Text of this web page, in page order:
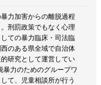
力加害からの離脱過程
刑罰政策でもなく心理
ての暴力臨床・司法臨
のある県全域で自治体
研究として運営してい
暴力のためのグループワ
て、児童相談所が行う